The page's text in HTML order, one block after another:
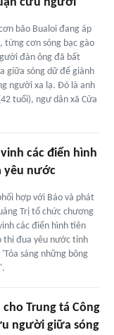
bão Bualoi đang áp
từng cơn sóng bạc gào
đàn ông đã bất
giữa sóng dữ để giành
người xa lạ. Đó là anh
tuổi), ngư dân xã Cửa
các điển hình
yêu nước
hợp với Báo và phát
Trị tổ chức chương
các điển hình tiên
đua yêu nước tỉnh
sáng những bông
Trung tá Công
người giữa sóng